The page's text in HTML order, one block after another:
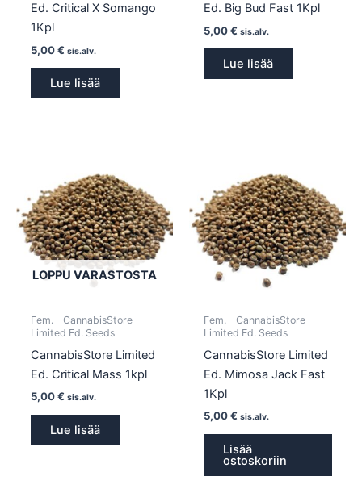
Ed. Critical X Somango
1Kpl
5,00€ sis.alv.
Lue lisää
Ed. Big Bud Fast 1Kpl
5,00€ sis.alv.
Lue lisää
LOPPU VARASTOSTA
Fem. - CannabisStore
Limited Ed. Seeds
CannabisStore Limited
Ed. Critical Mass 1kpl
5,00€ sis.alv.
Lue lisää
Fem. - CannabisStore
Limited Ed. Seeds
CannabisStore Limited
Ed. Mimosa Jack Fast
1Kpl
5,00€ sis.alv.
Lisää
ostoskoriin